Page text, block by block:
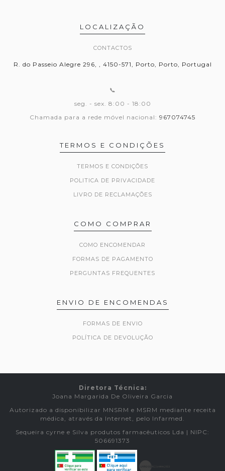
LOCALIZAÇÃO
CONTACTOS
R. do Passeio Alegre 296, , 4150-571, Porto, Porto, Portugal
📞
seg. - sex. 8:00 - 18:00
Chamada para a rede móvel nacional: 967074745
TERMOS E CONDIÇÕES
TERMOS E CONDIÇÕES
POLITICA DE PRIVACIDADE
LIVRO DE RECLAMAÇÕES
COMO COMPRAR
COMO ENCOMENDAR
FORMAS DE PAGAMENTO
PERGUNTAS FREQUENTES
ENVIO DE ENCOMENDAS
FORMAS DE ENVIO
POLÍTICA DE DEVOLUÇÃO
Diretora Técnica:
Joana Margarida De Oliveira Garcia
Autorizado a disponibilizar MNSRM e MSRM mediante receita
médica, através da Internet, pelo Infarmed.
Sequeira cyrne e Silva produtos farmacêuticos Lda | NIPC:
506691373